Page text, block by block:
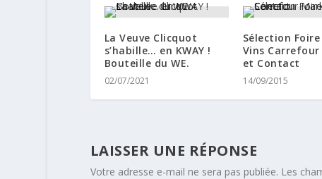
La Veuve Clicquot
s’habille… en KWAY !
Bouteille du WE.
02/07/2021
Sélection
Vins
et Contact
14/09/2015
LAISSER UNE RÉPONSE
Votre adresse e-mail ne sera pas publiée. Les